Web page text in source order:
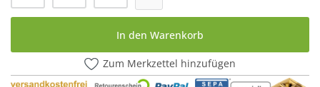
In den Warenkorb
Zum Merkzettel hinzufügen